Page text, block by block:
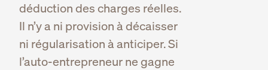
déduction des charges réelles.
Il n’y a ni provision à décaisser
ni régularisation à anticiper. Si
l’auto-entrepreneur ne gagne